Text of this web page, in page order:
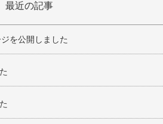
最近の記事
を公開しました